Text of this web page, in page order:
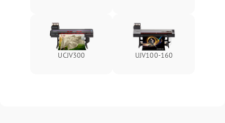
UCJV300 UJV100-160